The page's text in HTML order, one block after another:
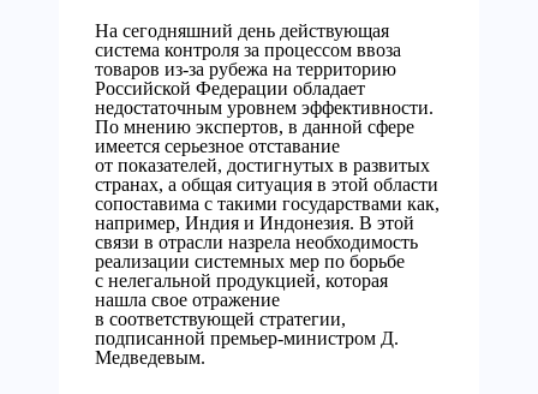
На сегодняшний день действующая
система контроля за процессом ввоза
товаров из-за рубежа на территорию
Российской Федерации обладает
недостаточным уровнем эффективности.
По мнению экспертов, в данной сфере
имеется серьезное отставание
от показателей, достигнутых в развитых
странах, а общая ситуация в этой области
сопоставима с такими государствами как,
например, Индия и Индонезия. В этой
связи в отрасли назрела необходимость
реализации системных мер по борьбе
с нелегальной продукцией, которая
нашла свое отражение
в соответствующей стратегии,
подписанной премьер-министром Д.
Медведевым.